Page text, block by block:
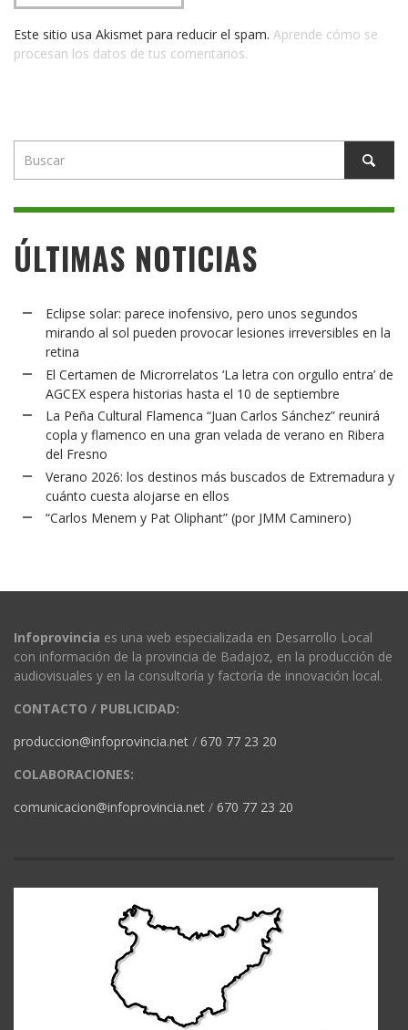
Este sitio usa Akismet para reducir el spam. Aprende cómo se
procesan los datos de tus comentarios.
ÚLTIMAS NOTICIAS
Eclipse solar: parece inofensivo, pero unos segundos
mirando al sol pueden provocar lesiones irreversibles en la
retina
El Certamen de Microrrelatos ‘La letra con orgullo entra’ de
AGCEX espera historias hasta el 10 de septiembre
La Peña Cultural Flamenca “Juan Carlos Sánchez” reunirá
copla y flamenco en una gran velada de verano en Ribera
del Fresno
Verano 2026: los destinos más buscados de Extremadura y
cuánto cuesta alojarse en ellos
“Carlos Menem y Pat Oliphant” (por JMM Caminero)
Infoprovincia es una web especializada en Desarrollo Local
con información de la provincia de Badajoz, en la producción de
audiovisuales y en la consultoría y factoría de innovación local.
CONTACTO / PUBLICIDAD:
produccion@infoprovincia.net / 670 77 23 20
COLABORACIONES:
comunicacion@infoprovincia.net / 670 77 23 20